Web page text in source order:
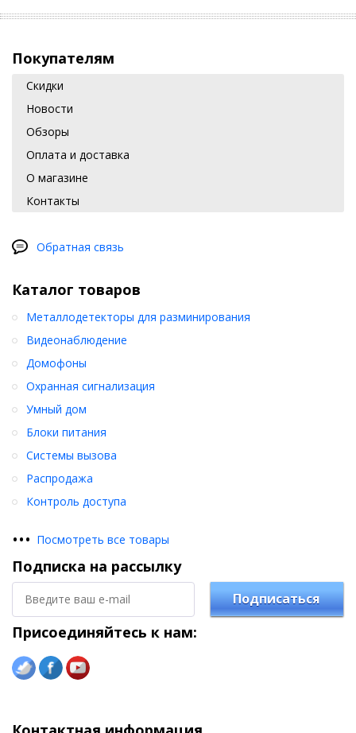
Покупателям
Скидки
Новости
Обзоры
Оплата и доставка
О магазине
Контакты
Обратная связь
Каталог товаров
Металлодетекторы для разминирования
Видеонаблюдение
Домофоны
Охранная сигнализация
Умный дом
Блоки питания
Системы вызова
Распродажа
Контроль доступа
••• Посмотреть все товары
Подписка на рассылку
Подписаться
Присоединяйтесь к нам: